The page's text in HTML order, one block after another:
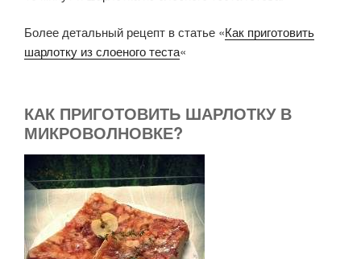
Более детальный рецепт в статье «Как приготовить
шарлотку из слоеного теста«
КАК ПРИГОТОВИТЬ ШАРЛОТКУ В
МИКРОВОЛНОВКЕ?